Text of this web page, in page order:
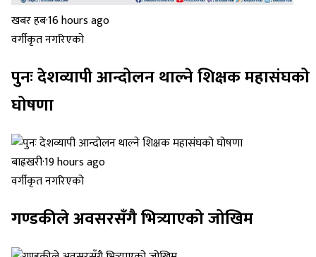
खबर हब·16 hours ago
वर्गीकृत नगरिएको
पुनः देशव्यापी आन्दोलन थाल्ने शिक्षक महासंघको
घोषणा
बाह्रखरी·19 hours ago
वर्गीकृत नगरिएको
गण्डकीले अवसरसँगै भित्र्याएको जोखिम